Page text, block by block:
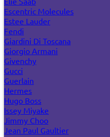
Escentric Molecules
Estee Lauder
Fendi
Giardini Di Toscana
Giorgio Armani
Givenchy
Gucci
Guerlain
Hermes
Hugo Boss
Issey Miyake
Jimmy Choo
Jean Paul Gaultier